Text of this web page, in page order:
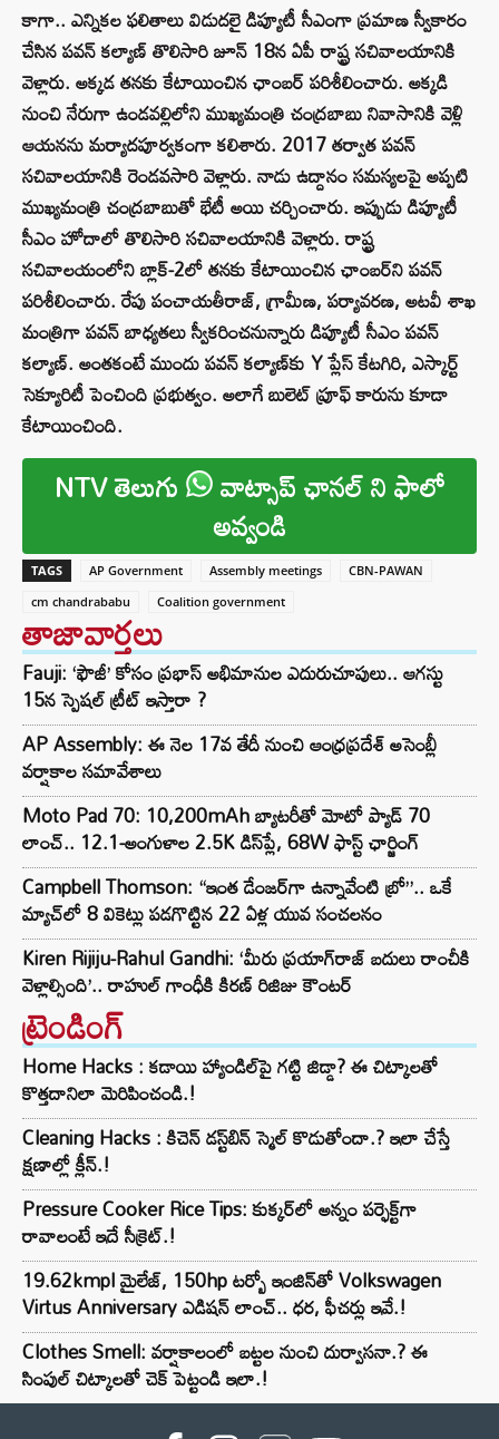
కాగా.. ఎన్నికల ఫలితాలు విడుదలై డిప్యూటీ సీఎంగా ప్రమాణ స్వీకారం
చేసిన పవన్ కల్యాణ్ తొలిసారి జూన్ 18న ఏపీ రాష్ట్ర సచివాలయానికి
వెళ్లారు. అక్కడ తనకు కేటాయించిన ఛాంబర్‌ పరిశీలించారు. అక్కడి
నుంచి నేరుగా ఉండవల్లిలోని ముఖ్యమంత్రి చంద్రబాబు నివాసానికి వెళ్లి
ఆయనను మర్యాదపూర్వకంగా కలిశారు. 2017 తర్వాత పవన్
సచివాలయానికి రెండవసారి వెళ్లారు. నాడు ఉద్దానం సమస్యలపై అప్పటి
ముఖ్యమంత్రి చంద్రబాబుతో భేటీ అయి చర్చించారు. ఇప్పుడు డిప్యూటీ
సీఎం హోదాలో తొలిసారి సచివాలయానికి వెళ్లారు. రాష్ట్ర
సచివాలయంలోని బ్లాక్-2లో తనకు కేటాయించిన ఛాంబర్‌ని పవన్
పరిశీలించారు. రేపు పంచాయతీరాజ్, గ్రామీణ, పర్యావరణ, అటవీ శాఖ
మంత్రిగా పవన్ బాధ్యతలు స్వీకరించనున్నారు డిప్యూటీ సీఎం పవన్
కల్యాణ్. అంతకంటే ముందు పవన్‌ కల్యాణ్‌కు Y ప్లేస్ కేటగిరి, ఎస్కార్ట్
సెక్యూరిటీ పెంచింది ప్రభుత్వం. అలాగే బులెట్ ప్రూఫ్ కారును కూడా
కేటాయించింది.
NTV తెలుగు వాట్సాప్ ఛానల్ ని ఫాలో
అవ్వండి
TAGS AP Government Assembly meetings
CBN-PAWAN
cm chandrababu
Coalition government
తాజావార్తలు
Fauji: ‘ఫౌజీ’ కోసం ప్రభాస్ అభిమానుల ఎదురుచూపులు.. ఆగస్టు
15న స్పెషల్ ట్రీట్ ఇస్తారా ?
AP Assembly: ఈ నెల 17వ తేదీ నుంచి ఆంధ్రప్రదేశ్ అసెంబ్లీ
వర్షాకాల సమావేశాలు
Moto Pad 70: 10,200mAh బ్యాటరీతో మోటో ప్యాడ్ 70
లాంచ్.. 12.1-అంగుళాల 2.5K డిస్‌ప్లే, 68W ఫాస్ట్ ఛార్జింగ్
Campbell Thomson: “ఇంత డేంజర్‌గా ఉన్నావేంటి బ్రో”.. ఒకే
మ్యాచ్‌లో 8 వికెట్లు పడగొట్టిన 22 ఏళ్ల యువ సంచలనం
Kiren Rijiju-Rahul Gandhi: ‘మీరు ప్రయాగ్‌రాజ్ బదులు రాంచీకి
వెళ్లాల్సింది’.. రాహుల్ గాంధీకి కిరణ్ రిజిజు కౌంటర్
ట్రెండింగ్‌
Home Hacks : కడాయి హ్యాండిల్‌పై గట్టి జిడ్డా? ఈ చిట్కాలతో
కొత్తదానిలా మెరిపించండి.!
Cleaning Hacks : కిచెన్ డస్ట్‌బిన్ స్మెల్ కొడుతోందా.? ఇలా చేస్తే
క్షణాల్లో క్లీన్.!
Pressure Cooker Rice Tips: కుక్కర్‌లో అన్నం పర్ఫెక్ట్‌గా
రావాలంటే ఇదే సీక్రెట్.!
19.62kmpl మైలేజ్, 150hp టర్బో ఇంజిన్‌తో Volkswagen
Virtus Anniversary ఎడిషన్ లాంచ్.. ధర, ఫీచర్లు ఇవే.!
Clothes Smell: వర్షాకాలంలో బట్టల నుంచి దుర్వాసనా.? ఈ
సింపుల్ చిట్కాలతో చెక్ పెట్టండి ఇలా.!